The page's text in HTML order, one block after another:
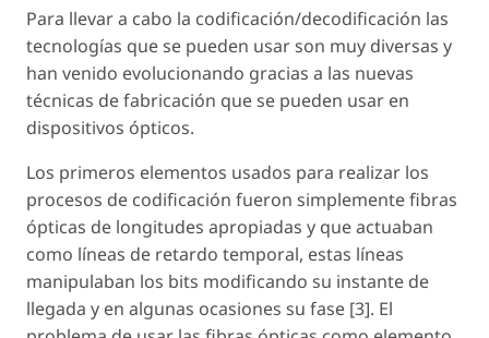
Para llevar a cabo la codificación/decodificación las
tecnologías que se pueden usar son muy diversas y
han venido evolucionando gracias a las nuevas
técnicas de fabricación que se pueden usar en
dispositivos ópticos.
Los primeros elementos usados para realizar los
procesos de codificación fueron simplemente fibras
ópticas de longitudes apropiadas y que actuaban
como líneas de retardo temporal, estas líneas
manipulaban los bits modificando su instante de
llegada y en algunas ocasiones su fase [3]. El